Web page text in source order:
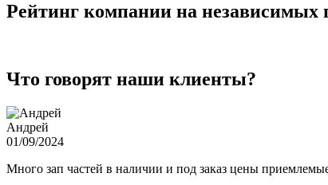
Рейтинг компании на независимых
Что говорят наши клиенты?
Андрей
01/09/2024
Много зап частей в наличии и под заказ цены